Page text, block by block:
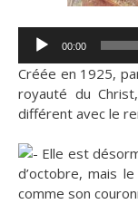
Lecteur
audio
00:00
Créée en 1925,
royauté du
différent avec le
Elle est
d’octobre, mais
comme son